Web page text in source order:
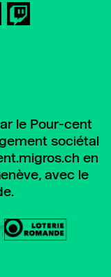
le Pour-cent
sociétal
en
, avec le
.